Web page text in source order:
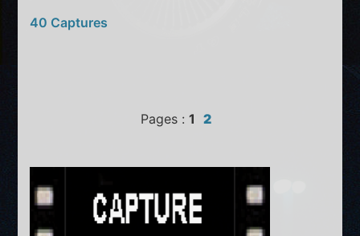
40 Captures
Pages : 1 2